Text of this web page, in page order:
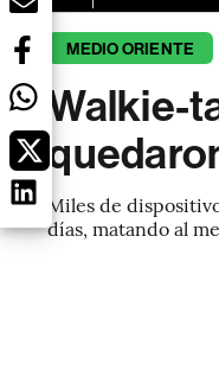
MEDIO ORIENTE
Walkie-
Miles de
días, matando al